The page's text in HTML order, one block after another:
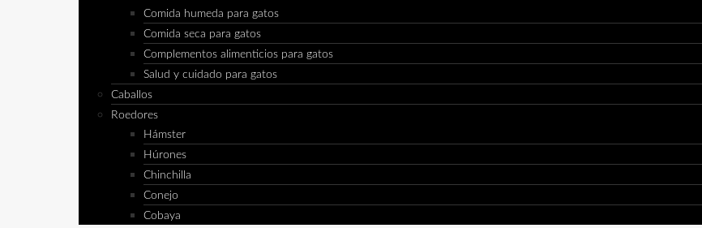
Comida humeda para gatos
Comida seca para gatos
Complementos alimenticios para gatos
Salud y cuidado para gatos
Caballos
Roedores
Hámster
Húrones
Chinchilla
Conejo
Cobaya